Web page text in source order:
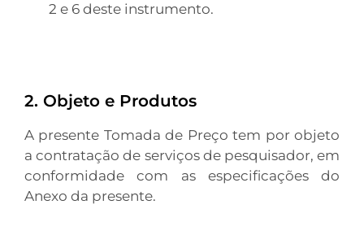
2 e 6 deste instrumento.
2. Objeto e Produtos
A presente Tomada de Preço tem por objeto
a contratação de serviços de pesquisador, em
conformidade com as especificações do
Anexo da presente.